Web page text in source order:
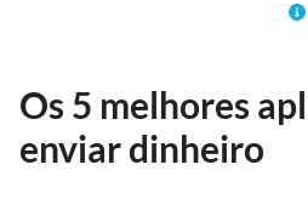
Os 5 melhores
enviar dinheiro